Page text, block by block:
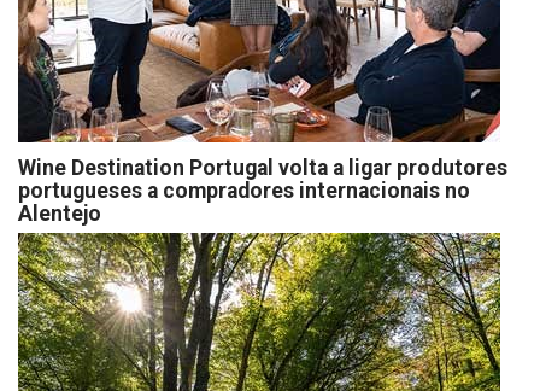
Wine Destination Portugal volta a ligar produtores
portugueses a compradores internacionais no
Alentejo